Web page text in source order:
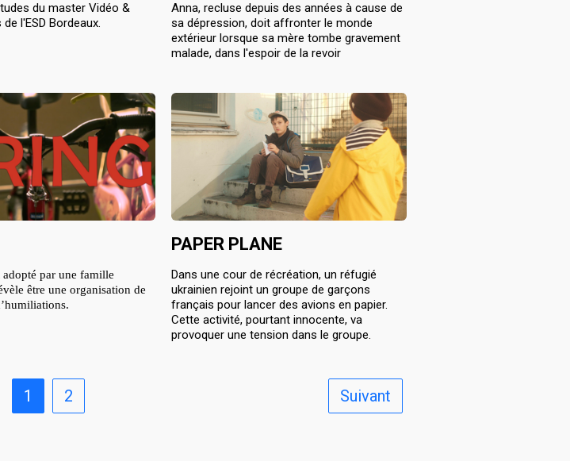
du master Vidéo &
l'ESD Bordeaux.
Anna, recluse depuis des années à cause de
sa dépression, doit affronter le monde
extérieur lorsque sa mère tombe gravement
malade, dans l'espoir de la revoir
par une famille
être une organisation de
PAPER PLANE
Dans une cour de récréation, un réfugié
ukrainien rejoint un groupe de garçons
français pour lancer des avions en papier.
Cette activité, pourtant innocente, va
provoquer une tension dans le groupe.
1 2 Suivant